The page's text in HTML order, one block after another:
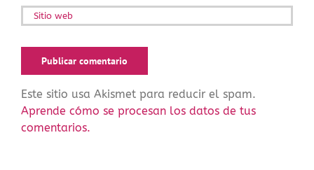
Este sitio usa Akismet para reducir el spam.
Aprende cómo se procesan los datos de tus
comentarios.